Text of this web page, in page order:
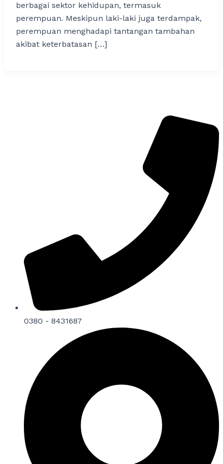
berbagai sektor kehidupan, termasuk
perempuan. Meskipun laki-laki juga terdampak,
perempuan menghadapi tantangan tambahan
akibat keterbatasan […]
0380 - 8431687